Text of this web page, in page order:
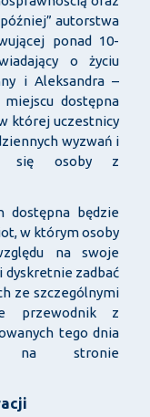
autorstwa
ponad 10-
o życiu
i Aleksandra –
dostępna
której uczestnicy
wyzwań i
się osoby z
dostępna będzie
w którym osoby
na swoje
dyskretnie zadbać
ze szczególnymi
przewodnik z
tego dnia
na stronie